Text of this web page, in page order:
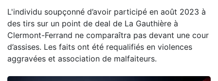
L'individu soupçonné d’avoir participé en août 2023 à
des tirs sur un point de deal de La Gauthière à
Clermont-Ferrand ne comparaîtra pas devant une cour
d’assises. Les faits ont été requalifiés en violences
aggravées et association de malfaiteurs.